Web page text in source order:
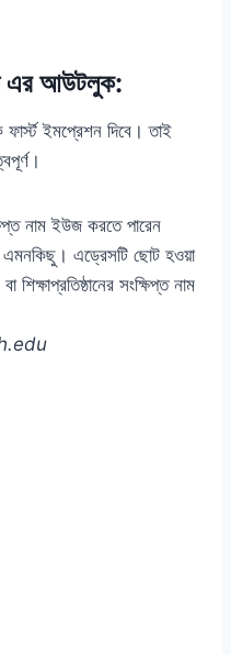
এর আউটলুক:
ইমপ্রেশন দিবে। তাই
নাম ইউজ করতে পারেন
এমনকিছু। এড্রেসটি ছোট হওয়া
সংক্ষিপ্ত নাম